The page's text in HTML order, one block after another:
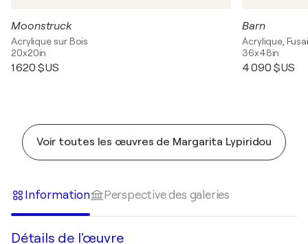
Moonstruck
Acrylique sur Bois
20x20in
1 620 $US
Barn
Acrylique,
36x48in
4 090 $US
Voir toutes les œuvres de Margarita Lypiridou
Information Perspective des galeries
Détails de l'œuvre